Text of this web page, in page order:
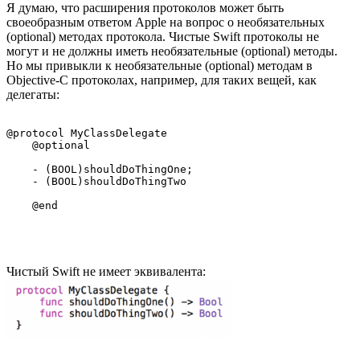
Я думаю, что расширения протоколов может быть
своеобразным ответом Apple на вопрос о необязательных
(optional) методах протокола. Чистые Swift протоколы не
могут и не должны иметь необязательные (optional) методы.
Но мы привыкли к необязательные (optional) методам в
Objective-C протоколах, например, для таких вещей, как
делегаты:
@protocol MyClassDelegate
    @optional
    - (BOOL)shouldDoThingOne;
    - (BOOL)shouldDoThingTwo
Чистый Swift не имеет эквивалента: